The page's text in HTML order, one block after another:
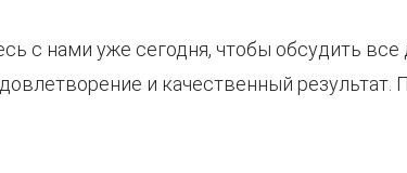
с нами уже сегодня, чтобы обсудить
и качественный